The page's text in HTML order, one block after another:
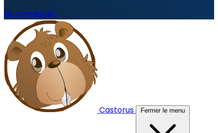
Se connecter
Castorus Fermer le menu